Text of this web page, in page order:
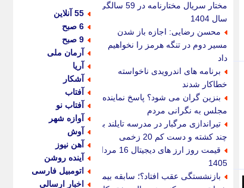
مختار سریال مختارنامه در 59 سالگی؛
سال 1404
محسن رضایی: اجازه باز شدن
مسیر دوم در تنگه هرمز را نخواهیم
داد
برنامه های اندرویدی ناخواسته
خطاکار شدند
بنزین گران می شود؟ پاسخ نماینده
مجلس به نگرانی مردم
تیراندازی مرگبار در مدرسه تایلند با
چند کشته و دست کم 20 زخمی
قیمت روز ارز های دیجیتال 16 مرداد
1405
بازنشستگی عقب افتاد؟؛ سابقه بیمه
55 آنلاین
6 صبح
9 صبح
آرمان ملی
آریا
آشکار
آفتاب
آفتاب نو
آوازه شهر
آوش
آهن نیوز
آینده روشن
اتومبیل فارسی
اخبار ارسالی